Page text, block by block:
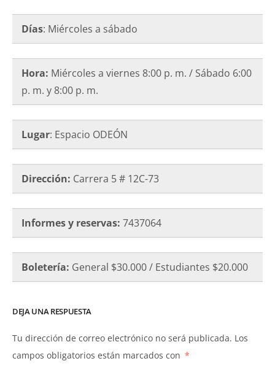
Días: Miércoles a sábado
Hora: Miércoles a viernes 8:00 p. m. / Sábado 6:00
p. m. y 8:00 p. m.
Lugar: Espacio ODEÓN
Dirección: Carrera 5 # 12C-73
Informes y reservas: 7437064
Boletería: General $30.000 / Estudiantes $20.000
DEJA UNA RESPUESTA
Tu dirección de correo electrónico no será publicada. Los
campos obligatorios están marcados con *